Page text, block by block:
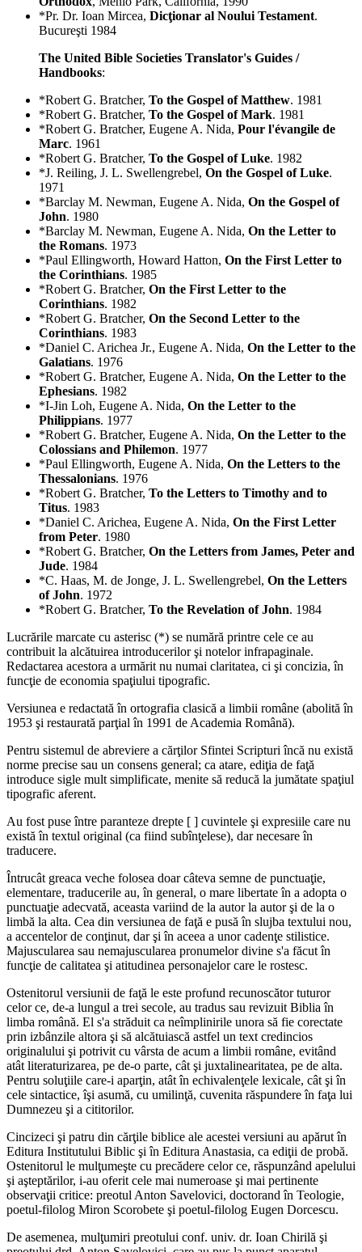
*Pr. Dr. Ioan Mircea, Dicţionar al Noului Testament.
Bucureşti 1984
The United Bible Societies Translator's Guides /
Handbooks:
*Robert G. Bratcher, To the Gospel of Matthew. 1981
*Robert G. Bratcher, To the Gospel of Mark. 1981
*Robert G. Bratcher, Eugene A. Nida, Pour l'évangile de
Marc. 1961
*Robert G. Bratcher, To the Gospel of Luke. 1982
*J. Reiling, J. L. Swellengrebel, On the Gospel of Luke.
1971
*Barclay M. Newman, Eugene A. Nida, On the Gospel of
John. 1980
*Barclay M. Newman, Eugene A. Nida, On the Letter to
the Romans. 1973
*Paul Ellingworth, Howard Hatton, On the First Letter to
the Corinthians. 1985
*Robert G. Bratcher, On the First Letter to the
Corinthians. 1982
*Robert G. Bratcher, On the Second Letter to the
Corinthians. 1983
*Daniel C. Arichea Jr., Eugene A. Nida, On the Letter to the
Galatians. 1976
*Robert G. Bratcher, Eugene A. Nida, On the Letter to the
Ephesians. 1982
*I-Jin Loh, Eugene A. Nida, On the Letter to the
Philippians. 1977
*Robert G. Bratcher, Eugene A. Nida, On the Letter to the
Colossians and Philemon. 1977
*Paul Ellingworth, Eugene A. Nida, On the Letters to the
Thessalonians. 1976
*Robert G. Bratcher, To the Letters to Timothy and to
Titus. 1983
*Daniel C. Arichea, Eugene A. Nida, On the First Letter
from Peter. 1980
*Robert G. Bratcher, On the Letters from James, Peter and
Jude. 1984
*C. Haas, M. de Jonge, J. L. Swellengrebel, On the Letters
of John. 1972
*Robert G. Bratcher, To the Revelation of John. 1984
Lucrările marcate cu asterisc (*) se numără printre cele ce au
contribuit la alcătuirea introducerilor şi notelor infrapaginale.
Redactarea acestora a urmărit nu numai claritatea, ci şi concizia, în
funcţie de economia spaţiului tipografic.
Versiunea e redactată în ortografia clasică a limbii române (abolită în
1953 şi restaurată parţial în 1991 de Academia Română).
Pentru sistemul de abreviere a cărţilor Sfintei Scripturi încă nu există
norme precise sau un consens general; ca atare, ediţia de faţă
introduce sigle mult simplificate, menite să reducă la jumătate spaţiul
tipografic aferent.
Au fost puse între paranteze drepte [ ] cuvintele şi expresiile care nu
există în textul original (ca fiind subînţelese), dar necesare în
traducere.
Întrucât greaca veche folosea doar câteva semne de punctuaţie,
elementare, traducerile au, în general, o mare libertate în a adopta o
punctuaţie adecvată, aceasta variind de la autor la autor şi de la o
limbă la alta. Cea din versiunea de faţă e pusă în slujba textului nou,
a accentelor de conţinut, dar şi în aceea a unor cadenţe stilistice.
Majuscularea sau nemajuscularea pronumelor divine s'a făcut în
funcţie de calitatea şi atitudinea personajelor care le rostesc.
Ostenitorul versiunii de faţă le este profund recunoscător tuturor
celor ce, de-a lungul a trei secole, au tradus sau revizuit Biblia în
limba română. El s'a străduit ca neîmplinirile unora să fie corectate
prin izbânzile altora şi să alcătuiască astfel un text credincios
originalului şi potrivit cu vârsta de acum a limbii române, evitând
atât literaturizarea, pe de-o parte, cât şi juxtalinearitatea, pe de alta.
Pentru soluţiile care-i aparţin, atât în echivalenţele lexicale, cât şi în
cele sintactice, îşi asumă, cu umilinţă, cuvenita răspundere în faţa lui
Dumnezeu şi a cititorilor.
Cincizeci şi patru din cărţile biblice ale acestei versiuni au apărut în
Editura Institutului Biblic şi în Editura Anastasia, ca ediţii de probă.
Ostenitorul le mulţumeşte cu precădere celor ce, răspunzând apelului
şi aşteptărilor, i-au oferit cele mai numeroase şi mai pertinente
observaţii critice: preotul Anton Savelovici, doctorand în Teologie,
poetul-filolog Miron Scorobete şi poetul-filolog Eugen Dorcescu.
De asemenea, mulţumiri preotului conf. univ. dr. Ioan Chirilă şi